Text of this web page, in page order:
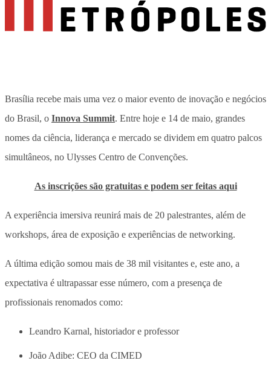
Brasília recebe mais uma vez o maior evento de inovação e negócios
do Brasil, o Innova Summit. Entre hoje e 14 de maio, grandes
nomes da ciência, liderança e mercado se dividem em quatro palcos
simultâneos, no Ulysses Centro de Convenções.
As inscrições são gratuitas e podem ser feitas aqui
A experiência imersiva reunirá mais de 20 palestrantes, além de
workshops, área de exposição e experiências de networking.
A última edição somou mais de 38 mil visitantes e, este ano, a
expectativa é ultrapassar esse número, com a presença de
profissionais renomados como:
Leandro Karnal, historiador e professor
João Adibe: CEO da CIMED